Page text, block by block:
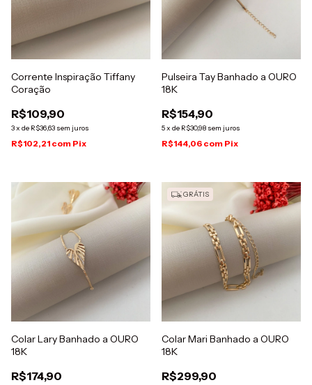
Corrente Inspiração Tiffany
Coração
R$109,90
3x de R$36,63 sem juros
R$102,21 com Pix
Pulseira Tay Banhado a OURO
18K
R$154,90
5x de R$30,98 sem juros
R$144,06 com Pix
Colar Lary Banhado a OURO
18K
R$174,90
GRÁTIS
Colar Mari Banhado a OURO
18K
R$299,90